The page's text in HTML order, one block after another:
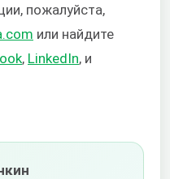
пожалуйста,
или найдите
, LinkedIn, и